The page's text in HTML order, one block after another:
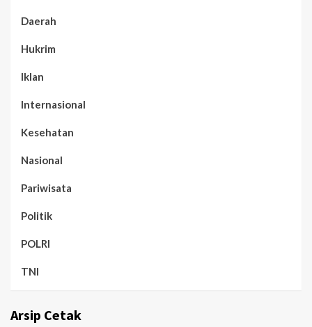
Daerah
Hukrim
Iklan
Internasional
Kesehatan
Nasional
Pariwisata
Politik
POLRI
TNI
Arsip Cetak